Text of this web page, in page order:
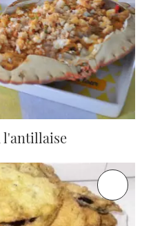
l'antillaise